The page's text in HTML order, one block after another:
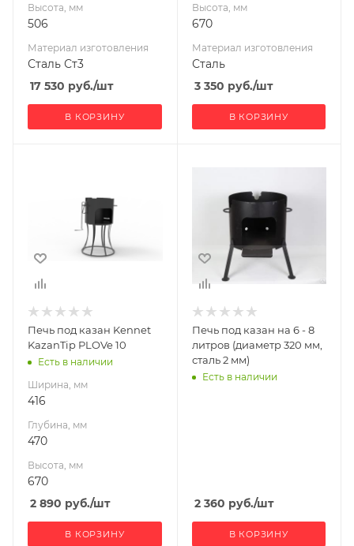
Высота, мм
506
Материал изготовления
Сталь Ст3
17 530 руб./шт
В КОРЗИНУ
Высота, мм
670
Материал изготовления
Сталь
3 350 руб./шт
В КОРЗИНУ
Глубина, мм
670
Печь под казан Kennet
KazanTip PLOVe 10
Есть в наличии
Ширина, мм
416
Глубина, мм
470
Высота, мм
670
2 890 руб./шт
В КОРЗИНУ
Печь под казан на 6 - 8
литров (диаметр 320 мм,
сталь 2 мм)
Есть в наличии
2 360 руб./шт
В КОРЗИНУ